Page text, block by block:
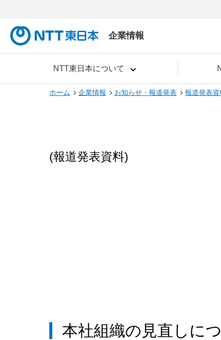
企業情報
NTT東日本について
ホーム 企業情報 お知らせ・報道発表 報道発表資
(報道発表資料)
本社組織の見直しに